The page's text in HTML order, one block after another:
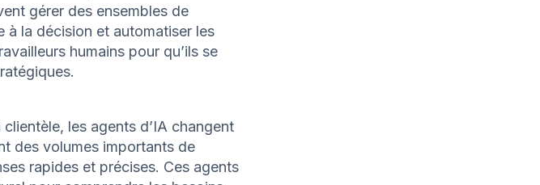
gérer des ensembles de
à la décision et automatiser les
humains pour qu’ils se
les agents d’IA changent
des volumes importants de
rapides et précises. Ces agents